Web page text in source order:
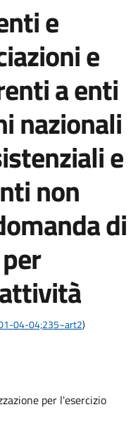
e
e
a enti
nazionali
e
non
di
04-04;235~art2)
per l'esercizio